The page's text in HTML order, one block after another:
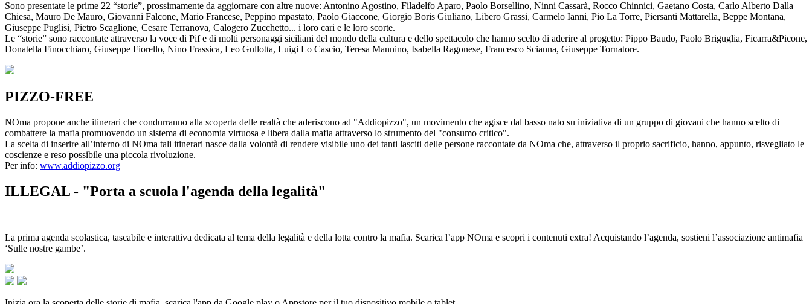
Sono presentate le prime 22 “storie”, prossimamente da aggiornare con altre nuove: Antonino Agostino, Filadelfo Aparo, Paolo Borsellino, Ninni Cassarà, Rocco Chinnici, Gaetano Costa, Carlo Alberto Dalla
Chiesa, Mauro De Mauro, Giovanni Falcone, Mario Francese, Peppino mpastato, Paolo Giaccone, Giorgio Boris Giuliano, Libero Grassi, Carmelo Iannì, Pio La Torre, Piersanti Mattarella, Beppe Montana,
Giuseppe Puglisi, Pietro Scaglione, Cesare Terranova, Calogero Zucchetto... i loro cari e le loro scorte.
Le “storie” sono raccontate attraverso la voce di Pif e di molti personaggi siciliani del mondo della cultura e dello spettacolo che hanno scelto di aderire al progetto: Pippo Baudo, Paolo Briguglia, Ficarra&Picone,
Donatella Finocchiaro, Giuseppe Fiorello, Nino Frassica, Leo Gullotta, Luigi Lo Cascio, Teresa Mannino, Isabella Ragonese, Francesco Scianna, Giuseppe Tornatore.
PIZZO-FREE
NOma propone anche itinerari che condurranno alla scoperta delle realtà che aderiscono ad "Addiopizzo", un movimento che agisce dal basso nato su iniziativa di un gruppo di giovani che hanno scelto di
combattere la mafia promuovendo un sistema di economia virtuosa e libera dalla mafia attraverso lo strumento del "consumo critico".
La scelta di inserire all’interno di NOma tali itinerari nasce dalla volontà di rendere visibile uno dei tanti lasciti delle persone raccontate da NOma che, attraverso il proprio sacrificio, hanno, appunto, risvegliato le
coscienze e reso possibile una piccola rivoluzione.
Per info: www.addiopizzo.org
ILLEGAL - "Porta a scuola l'agenda della legalità"
La prima agenda scolastica, tascabile e interattiva dedicata al tema della legalità e della lotta contro la mafia. Scarica l’app NOma e scopri i contenuti extra! Acquistando l’agenda, sostieni l’associazione antimafia
‘Sulle nostre gambe’.